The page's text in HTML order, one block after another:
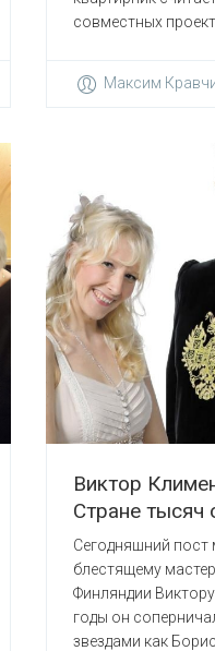
совместных
Максим
Виктор
Стране тысяч
Сегодняшний пост
блестящему
Финляндии
годы он
звездами как